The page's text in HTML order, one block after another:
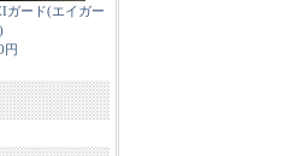
ガード(エイガー
円